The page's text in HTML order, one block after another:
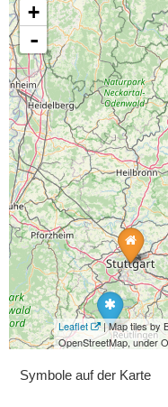
+
-
Leaflet
| Map tiles by
OpenStreetMap, under
Symbole auf der Karte